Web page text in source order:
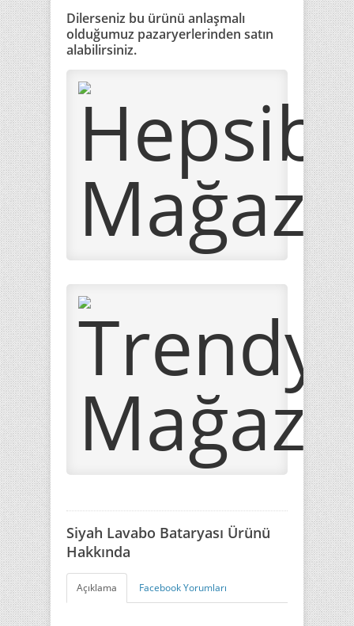
Dilerseniz bu ürünü anlaşmalı
olduğumuz pazaryerlerinden satın
alabilirsiniz.
Siyah Lavabo Bataryası Ürünü
Hakkında
Açıklama Facebook Yorumları